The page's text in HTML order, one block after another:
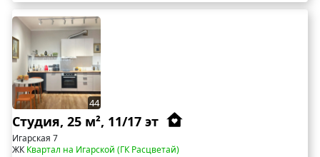
44
Студия, 25 м², 11/17 эт
Игарская 7
ЖККвартал на Игарской (ГК Расцветай)